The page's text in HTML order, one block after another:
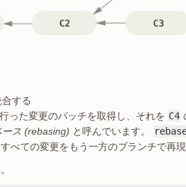
する
った変更のパッチを取得し、それを C4
ース (rebasing) と呼んでいます。
べての変更をもう一方のブランチで再現